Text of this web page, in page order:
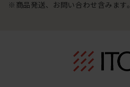
※商品発送、お問い合わせ含みます。